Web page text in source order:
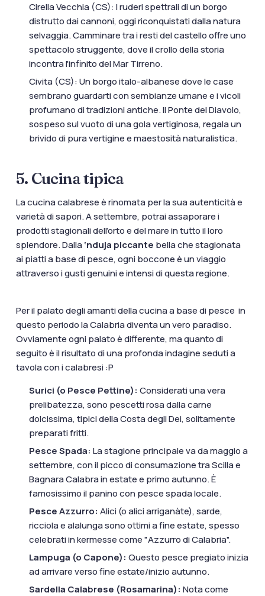
Cirella Vecchia (CS): I ruderi spettrali di un borgo
distrutto dai cannoni, oggi riconquistati dalla natura
selvaggia. Camminare tra i resti del castello offre uno
spettacolo struggente, dove il crollo della storia
incontra l'infinito del Mar Tirreno.
Civita (CS): Un borgo italo-albanese dove le case
sembrano guardarti con sembianze umane e i vicoli
profumano di tradizioni antiche. Il Ponte del Diavolo,
sospeso sul vuoto di una gola vertiginosa, regala un
brivido di pura vertigine e maestosità naturalistica.
5. Cucina tipica
La cucina calabrese è rinomata per la sua autenticità e
varietà di sapori. A settembre, potrai assaporare i
prodotti stagionali dell’orto e del mare in tutto il loro
splendore. Dalla‘nduja piccante bella che stagionata
ai piatti a base di pesce, ogni boccone è un viaggio
attraverso i gusti genuini e intensi di questa regione.
Per il palato degli amanti della cucina a base di pesce in
questo periodo la Calabria diventa un vero paradiso.
Ovviamente ogni palato è differente, ma quanto di
seguito è il risultato di una profonda indagine seduti a
tavola con i calabresi :P
Surici (o Pesce Pettine): Considerati una vera
prelibatezza, sono pescetti rosa dalla carne
dolcissima, tipici della Costa degli Dei, solitamente
preparati fritti.
Pesce Spada: La stagione principale va da maggio a
settembre, con il picco di consumazione tra Scilla e
Bagnara Calabra in estate e primo autunno. È
famosissimo il panino con pesce spada locale.
Pesce Azzurro: Alici (o alici arriganàte), sarde,
ricciola e alalunga sono ottimi a fine estate, spesso
celebrati in kermesse come "Azzurro di Calabria".
Lampuga (o Capone): Questo pesce pregiato inizia
ad arrivare verso fine estate/inizio autunno.
Sardella Calabrese (Rosamarina): Nota come